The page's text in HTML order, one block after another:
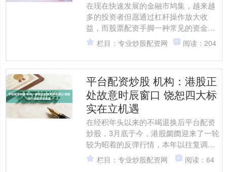
在现在快速发展的金融市鸠集，越来越
多的投资者但愿通过杠杆操作放大收
益，而股票配资手脚一种常见的资金放
大用具，正受到平凡关怀。但是，面临
市集上良莠不都的配资平台，....
栏目：专业炒股配资网 阅读：204
平台配资炒股 机构：港股正
处故意时辰窗口 饶恕四大标
实在立机遇
在经积年头以来的不竭退换后平台配资
炒股，3月底于今，港股阛阓迎来了一轮
较为昭着的反弹行情，本年以往复调幅
度更大的恒生科技指数反弹更为昭着，
阛阓风险偏好昭着回升。....
栏目：专业炒股配资网 阅读：64